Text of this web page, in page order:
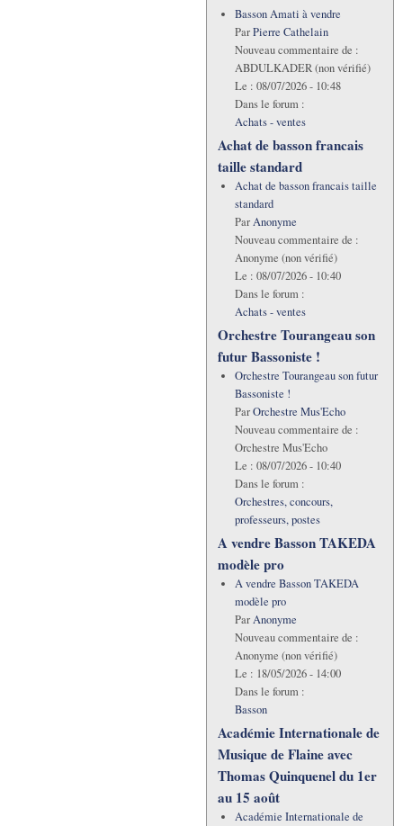
Basson Amati à vendre
ParPierre Cathelain
Nouveau commentaire de :
ABDULKADER (non vérifié)
Le : 08/07/2026 - 10:48
Dans le forum :
Achats - ventes
Achat de basson francais
taille standard
Achat de basson francais taille
standard
ParAnonyme
Nouveau commentaire de :
Anonyme (non vérifié)
Le : 08/07/2026 - 10:40
Dans le forum :
Achats - ventes
Orchestre Tourangeau son
futur Bassoniste !
Orchestre Tourangeau son futur
Bassoniste !
ParOrchestre Mus'Echo
Nouveau commentaire de :
Orchestre Mus'Echo
Le : 08/07/2026 - 10:40
Dans le forum :
Orchestres, concours,
professeurs, postes
A vendre Basson TAKEDA
modèle pro
A vendre Basson TAKEDA
modèle pro
ParAnonyme
Nouveau commentaire de :
Anonyme (non vérifié)
Le : 18/05/2026 - 14:00
Dans le forum :
Basson
Académie Internationale de
Musique de Flaine avec
Thomas Quinquenel du 1er
au 15 août
Académie Internationale de